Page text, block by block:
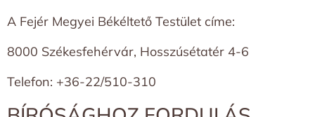
A Fejér Megyei Békéltető Testület címe:
8000 Székesfehérvár, Hosszúsétatér 4-6
Telefon: +36-22/510-310